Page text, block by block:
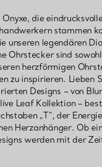
die
stammen
unseren legendären
Ohrstecker sind
herzförmigen
zu inspirieren. Lieben
Designs – von
Leaf Kollektion –
„T“, der
Herzanhänger. Ob
werden mit der